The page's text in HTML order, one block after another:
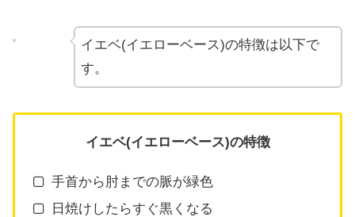
イエベ(イエローベース)の特徴は以下で
す。
イエベ(イエローベース)の特徴
手首から肘までの脈が緑色
日焼けしたらすぐ黒くなる